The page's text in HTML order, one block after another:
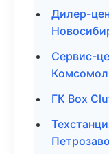
Дилер-
Сервис-
ГК Box